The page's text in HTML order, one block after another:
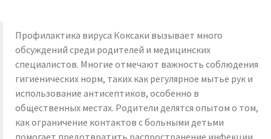
Профилактика вируса Коксаки вызывает много
обсуждений среди родителей и медицинских
специалистов. Многие отмечают важность соблюдения
гигиенических норм, таких как регулярное мытье рук и
использование антисептиков, особенно в
общественных местах. Родители делятся опытом о том,
как ограничение контактов с больными детьми
помогает предотвратить распространение инфекции.